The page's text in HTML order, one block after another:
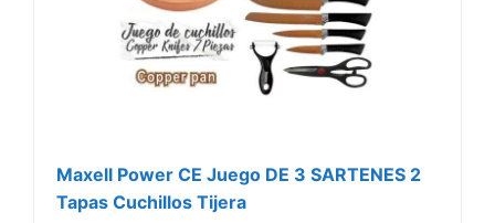
Maxell Power CE Juego DE 3 SARTENES 2
Tapas Cuchillos Tijera